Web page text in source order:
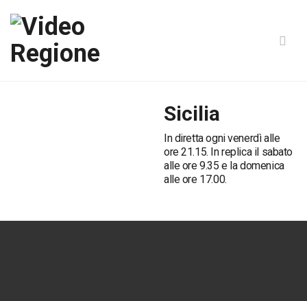
Sicilia
In diretta ogni venerdì alle
ore 21.15. In replica il sabato
alle ore 9.35 e la domenica
alle ore 17.00.